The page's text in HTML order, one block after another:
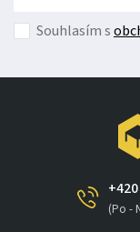
Souhlasím s
(Po -